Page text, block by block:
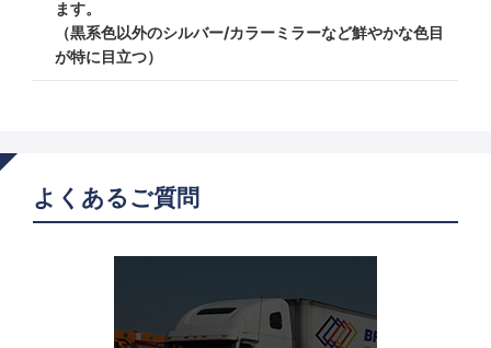
ます。
（黒系色以外のシルバー/カラーミラーなど鮮やかな色目
が特に目立つ）
よくあるご質問